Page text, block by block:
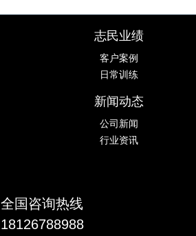
志民业绩
客户案例
日常训练
新闻动态
公司新闻
行业资讯
全国咨询热线
18126788988